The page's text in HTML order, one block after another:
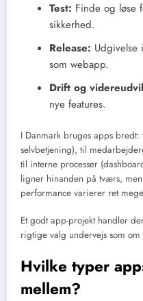
Test: Finde og løse
sikkerhed.
Release: Udgivelse
som webapp.
Drift og
nye features.
I Danmark bruges apps
selvbetjening), til
til interne processer
ligner hinanden på tværs,
performance varierer ret
Et godt app-projekt handler
rigtige valg undervejs som
Hvilke typer
mellem?